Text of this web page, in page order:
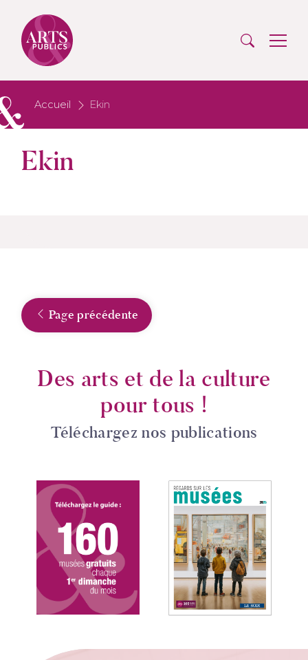
Accueil Ekin
Ekin
Page précédente
Des arts et de la culture
pour tous !
Téléchargez nos publications